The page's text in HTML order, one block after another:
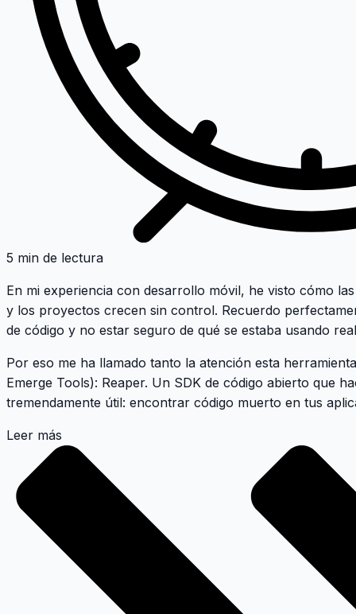
5 min de lectura
En mi experiencia con desarrollo móvil, he visto cómo
y los proyectos crecen sin control. Recuerdo
de código y no estar seguro de qué se estaba usando
Por eso me ha llamado tanto la atención esta
Emerge Tools): Reaper. Un SDK de código abierto que
tremendamente útil: encontrar código muerto en tus
Leer más